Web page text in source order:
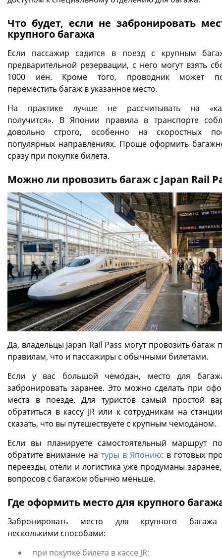
Что будет, если не забронировать
крупного багажа
Если пассажир садится в поезд с крупным
предварительной резервации, с него могут взять
1000 иен. Кроме того, проводник может
переместить багаж в указанное место.
На практике лучше не рассчитывать на
получится». В Японии правила в транспорте
довольно строго, особенно на скоростных
популярных направлениях. Проще оформить
сразу при покупке билета.
Можно ли провозить багаж с Japan Rail
Да, владельцы Japan Rail Pass могут провозить багаж
правилам, что и пассажиры с обычными билетами.
Если у вас большой чемодан, место для
забронировать заранее. Это можно сделать при
места в поезде. Для туристов самый простой
обратиться в кассу JR или к сотрудникам на
сказать, что вы путешествуете с крупным чемоданом.
Если вы планируете самостоятельный маршрут
обратите внимание на туры в Японию: в готовых
переезды, отели и логистика уже продуманы
вопросов с багажом обычно меньше.
Где оформить место для крупного
Забронировать место для крупного
несколькими способами:
при покупке билета в кассе JR;